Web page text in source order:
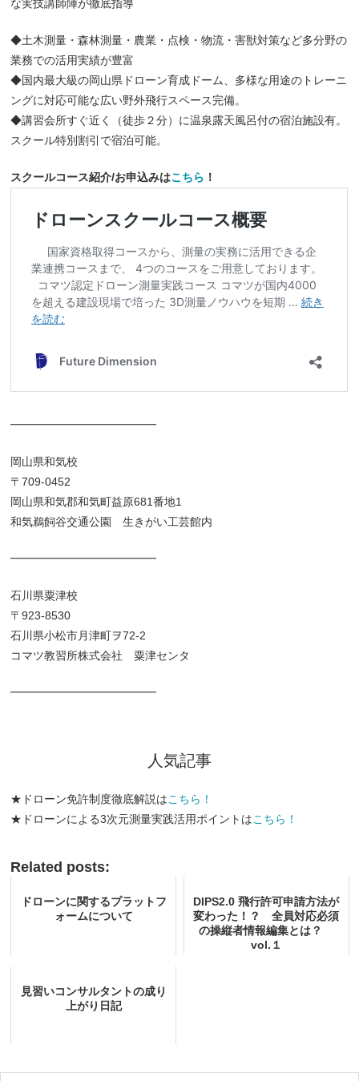
な実技講師陣が徹底指導
◆土木測量・森林測量・農業・点検・物流・害獣対策など多分野の
業務での活用実績が豊富
◆国内最大級の岡山県ドローン育成ドーム、多様な用途のトレーニ
ングに対応可能な広い野外飛行スペース完備。
◆講習会所すぐ近く（徒歩２分）に温泉露天風呂付の宿泊施設有。
スクール特別割引で宿泊可能。
スクールコース紹介/お申込みはこちら ！
━━━━━━━━━━━━━
岡山県和気校
〒709-0452
岡山県和気郡和気町益原681番地1
和気鵜飼谷交通公園 生きがい工芸館内
━━━━━━━━━━━━━
石川県粟津校
〒923-8530
石川県小松市月津町ヲ72-2
コマツ教習所株式会社 粟津センタ
━━━━━━━━━━━━━
人気記事
★ドローン免許制度徹底解説はこちら！
★ドローンによる3次元測量実践活用ポイントはこちら！
Related posts:
ドローンに関するプラットフ
ォームについて
DIPS2.0 飛行許可申請方法が
変わった！？ 全員対応必須
の操縦者情報編集とは？
vol.１
見習いコンサルタントの成り
上がり日記